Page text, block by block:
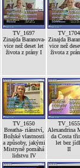
TV_1697
Zinajda Baranova-
vice než deset let
života z prány I
TV_1704
Zinajda
vice než
života z
TV_1650
Breatha- riánství,
Božské vlastnosti
a způsoby, jakými
Mistryně pomáhá
lidstvu IV
TV_1655
Alexandrina
da Costa
let bez
II